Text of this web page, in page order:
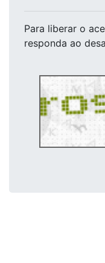
Para liberar o
responda ao